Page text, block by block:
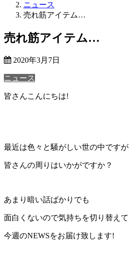
ニュース
売れ筋アイテム…
売れ筋アイテム…
2020年3月7日
ニュース
皆さんこんにちは!
最近は色々と騒がしい世の中ですが
皆さんの周りはいかがですか？
あまり暗い話ばかりでも
面白くないので気持ちを切り替えて
今週のNEWSをお届け致します!